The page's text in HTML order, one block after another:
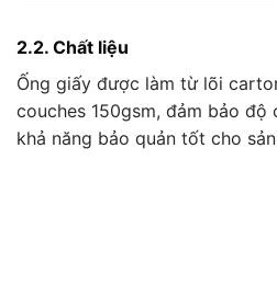
2.2. Chất liệu
Ống giấy được làm từ lõi
couches 150gsm, đảm bảo độ
khả năng bảo quản tốt cho